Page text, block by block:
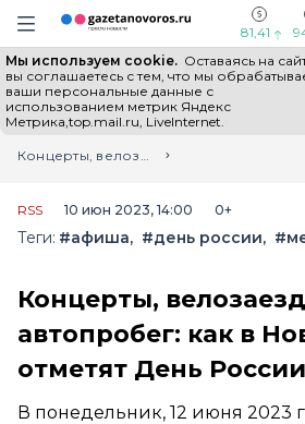
Информационный портал
Навигация сайта
81,41
Мы используем cookie. Оставаясь на
вы соглашаетесь с тем, что мы
ваши персональные данные с
использованием метрик Яндекс
Метрика,top.mail.ru, LiveInternet.
Все новости Новости
Главная
Лента новостей
Концерты, велозаезд и автопробег: как в Новороссийске отметят День России?
RSS 10 июн 2023, 14:00 0+
Теги: #афиша #день россии
Концерты,
автопробег: как в
отметят День
В понедельник, 12 июня 2023